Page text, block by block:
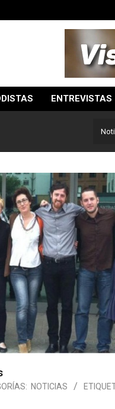
ENTREVISTAS
Lo mejor del periodismo:
NOTICIAS